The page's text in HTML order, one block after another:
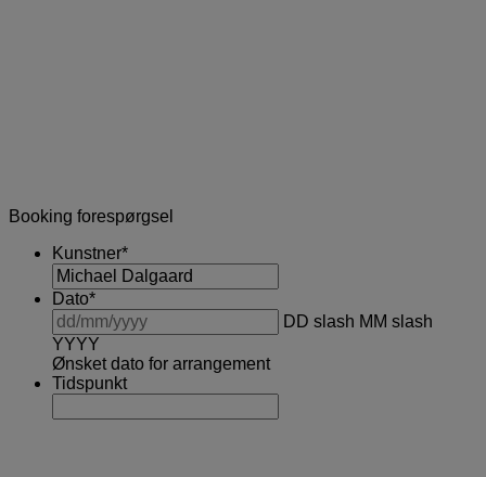
Booking forespørgsel
Kunstner*
Dato*
DD slash MM slash
YYYY
Ønsket dato for arrangement
Tidspunkt